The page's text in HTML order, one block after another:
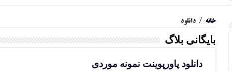
خانه / دانلود
بایگانی بلاگ
دانلود پاورپوینت نمونه موردی